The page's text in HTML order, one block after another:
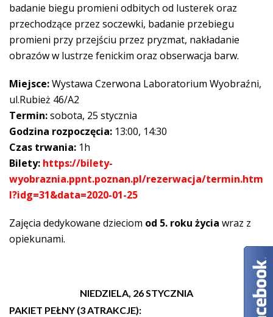
badanie biegu promieni odbitych od lusterek oraz
przechodzące przez soczewki, badanie przebiegu
promieni przy przejściu przez pryzmat, nakładanie
obrazów w lustrze fenickim oraz obserwacja barw.
Miejsce:Wystawa Czerwona Laboratorium Wyobraźni,
ul.Rubież 46/A2
Termin:sobota, 25 stycznia
Godzina rozpoczęcia: 13:00, 14:30
Czas trwania: 1h
Bilety: https://bilety-
wyobraznia.ppnt.poznan.pl/rezerwacja/termin.htm
l?idg=31&data=2020-01-25
Zajęcia dedykowane dzieciom od 5. roku życia wraz z
opiekunami.
NIEDZIELA, 26 STYCZNIA
PAKIET PEŁNY (3 ATRAKCJE):